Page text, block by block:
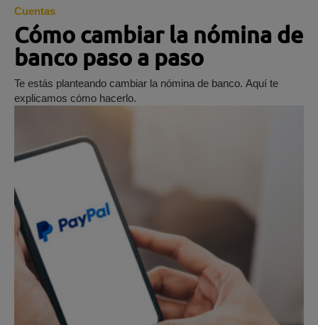
Cuentas
Cómo cambiar la nómina de
banco paso a paso
Te estás planteando cambiar la nómina de banco. Aquí te
explicamos cómo hacerlo.